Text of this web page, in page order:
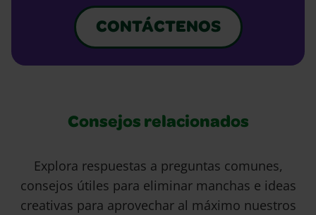
CONTÁCTENOS
Consejos relacionados
Explora respuestas a preguntas comunes,
consejos útiles para eliminar manchas e ideas
creativas para aprovechar al máximo nuestros